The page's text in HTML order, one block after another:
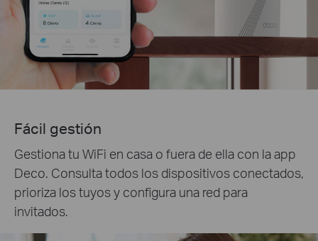
Fácil gestión
Gestiona tu WiFi en casa o fuera de ella con la app
Deco. Consulta todos los dispositivos conectados,
prioriza los tuyos y configura una red para
invitados.